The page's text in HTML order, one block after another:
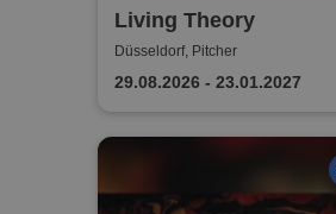
Living Theory
Düsseldorf, Pitcher
29.08.2026 - 23.01.2027